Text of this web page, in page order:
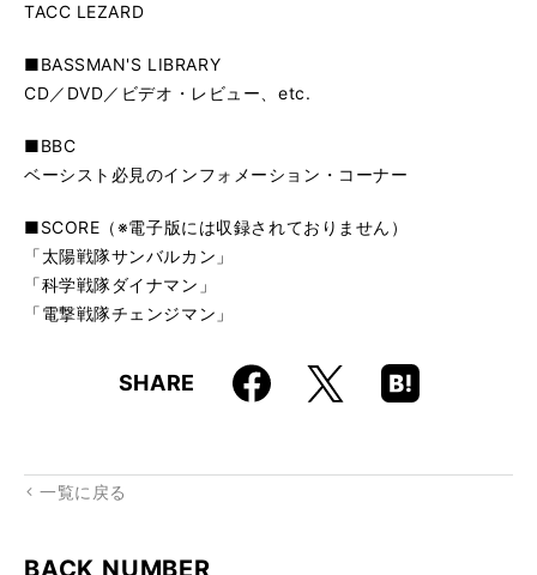
TACC LEZARD
■BASSMAN'S LIBRARY
CD／DVD／ビデオ・レビュー、etc.
■BBC
ベーシスト必見のインフォメーション・コーナー
■SCORE（※電子版には収録されておりません）
「太陽戦隊サンバルカン」
「科学戦隊ダイナマン」
「電撃戦隊チェンジマン」
SHARE Faceboo
k
X
Hatena
Boo
一覧に戻る
BACK NUMBER